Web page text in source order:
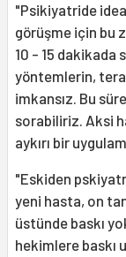
"Psikiyatride
görüşme için bu
10 - 15 dakikada
yöntemlerin,
imkansız. Bu
sorabiliriz. Aksi
aykırı bir
"Eskiden
yeni hasta, on
üstünde baskı
hekimlere baskı